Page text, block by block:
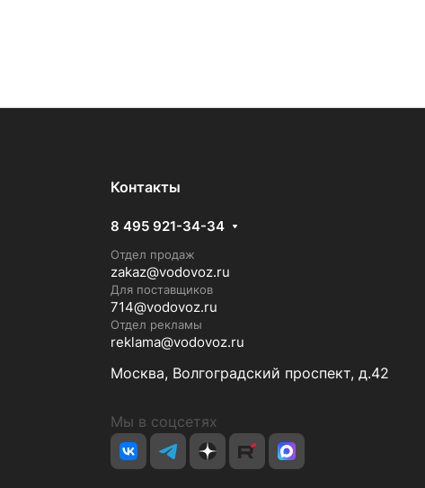
Контакты
8 495 921-34-34
Отдел продаж
zakaz@vodovoz.ru
Для поставщиков
714@vodovoz.ru
Отдел рекламы
reklama@vodovoz.ru
Москва, Волгоградский проспект, д.42
Мы в соцсетях